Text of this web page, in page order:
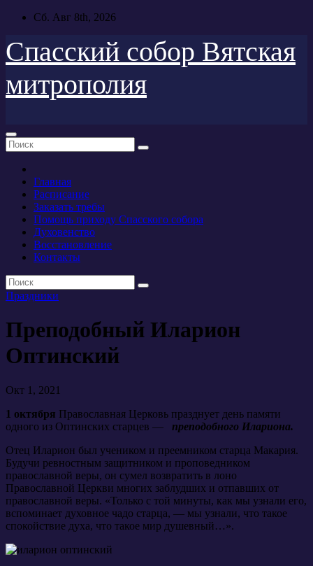
Перейти
содержимому
Сб. Авг 8th, 2026
Спасский собор Вятская
митрополия
Главная
Расписание
Заказать требы
Помощь приходу Спасского собора
Духовенство
Восстановление
Контакты
Праздники
Преподобный Иларион
Оптинский
Окт 1, 2021
1 октября Православная Церковь празднует день памяти
одного из Оптинских старцев — преподобного Илариона.
Отец Иларион был учеником и преемником старца Макария.
Будучи ревностным защитником и проповедником
православной веры, он сумел возвратить в лоно
Православной Церкви многих заблудших и отпавших от
православной веры. «Только с той минуты, как мы узнали его,
вспоминает духовное чадо старца, — мы узнали, что такое
спокойствие духа, что такое мир душевный…».